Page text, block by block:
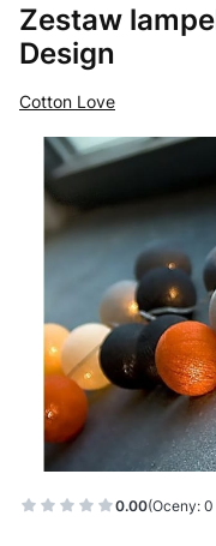
Zestaw
Design
Cotton Love
0.00(Oceny: